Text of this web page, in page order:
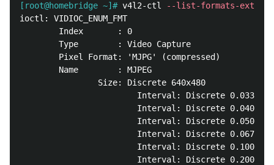
[root@homebridge ~]# v4l2-ctl
--list-formats-ext
ioctl: VIDIOC_ENUM_FMT
        Index       : 0
        Type        : Video Capture
        Pixel Format: 'MJPG' (compressed)
        Name        : MJPEG
                Size: Discrete 640x480
Interval: Discrete 0.033s
Interval: Discrete 0.040s
Interval: Discrete 0.050s
Interval: Discrete 0.067s
Interval: Discrete 0.100s
Interval: Discrete 0.200s